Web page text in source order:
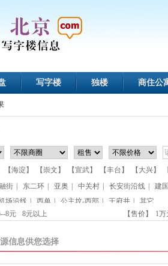
写字楼 独楼 商住公
【海淀】 【崇文】 【宣武】 【丰台】 【大兴】
街 东二环 亚奥 中关村 长安街沿线
建
场沿线 | 西单 | 公主坟-西部 | 王府井 |
其它
8元 8元以上 【售价】 1
信息供您选择